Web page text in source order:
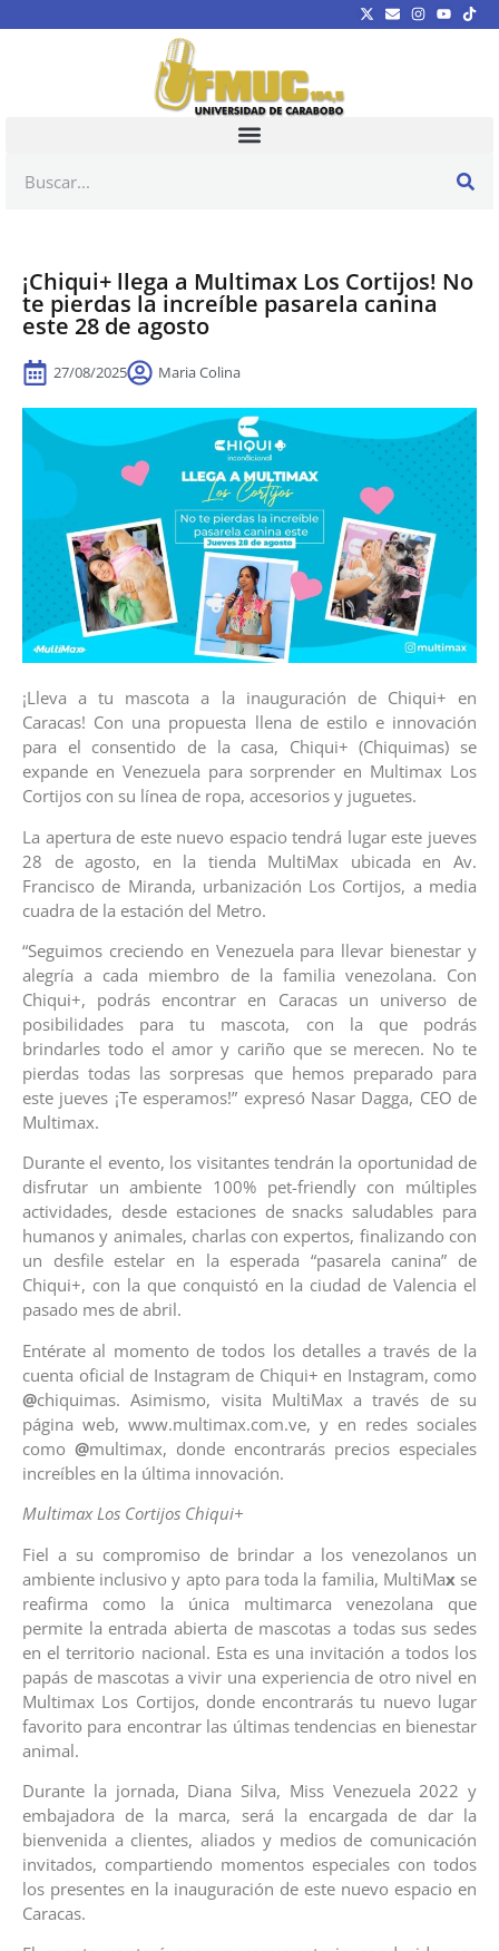
¡Chiqui+ llega a Multimax Los Cortijos! No
te pierdas la increíble pasarela canina
este 28 de agosto
27/08/2025 Maria Colina
¡Lleva a tu mascota a la inauguración de Chiqui+ en
Caracas! Con una propuesta llena de estilo e innovación
para el consentido de la casa, Chiqui+ (Chiquimas) se
expande en Venezuela para sorprender en Multimax Los
Cortijos con su línea de ropa, accesorios y juguetes.
La apertura de este nuevo espacio tendrá lugar este jueves
28 de agosto, en la tienda MultiMax ubicada en
Av.
Francisco de Miranda, urbanización Los Cortijos, a media
cuadra de la estación del Metro.
“Seguimos creciendo en Venezuela para llevar bienestar y
alegría a cada miembro de la familia venezolana. Con
Chiqui+, podrás encontrar en Caracas un universo de
posibilidades para tu mascota, con la que podrás
brindarles todo el amor y cariño que se merecen. No te
pierdas todas las sorpresas que hemos preparado para
este jueves ¡Te esperamos!” expresó Nasar Dagga, CEO de
Multimax.
Durante el evento, los visitantes tendrán la oportunidad de
disfrutar un ambiente 100% pet-friendly con múltiples
actividades, desde estaciones de snacks saludables para
humanos y animales, charlas con expertos, finalizando con
un desfile estelar en la esperada “pasarela canina” de
Chiqui+, con la que conquistó en la ciudad de Valencia el
pasado mes de abril.
Entérate al momento de todos los detalles a través de la
cuenta oficial de Instagram de Chiqui+ en Instagram, como
@chiquimas. Asimismo, visita MultiMax a través de su
página web, www.multimax.com.ve, y en redes sociales
como @multimax, donde encontrarás precios especiales
increíbles en la última innovación.
Multimax Los Cortijos Chiqui+
Fiel a su compromiso de brindar a los venezolanos un
ambiente inclusivo y apto para toda la familia, MultiMax se
reafirma como la única multimarca venezolana que
permite la entrada abierta de mascotas a todas sus sedes
en el territorio nacional. Esta es una invitación a todos los
papás de mascotas a vivir una experiencia de otro nivel en
Multimax Los Cortijos, donde encontrarás tu nuevo lugar
favorito para encontrar las últimas tendencias en bienestar
animal.
Durante la jornada, Diana Silva, Miss Venezuela 2022 y
embajadora de la marca, será la encargada de dar la
bienvenida a clientes, aliados y medios de comunicación
invitados, compartiendo momentos especiales con todos
los presentes en la inauguración de este nuevo espacio en
Caracas.